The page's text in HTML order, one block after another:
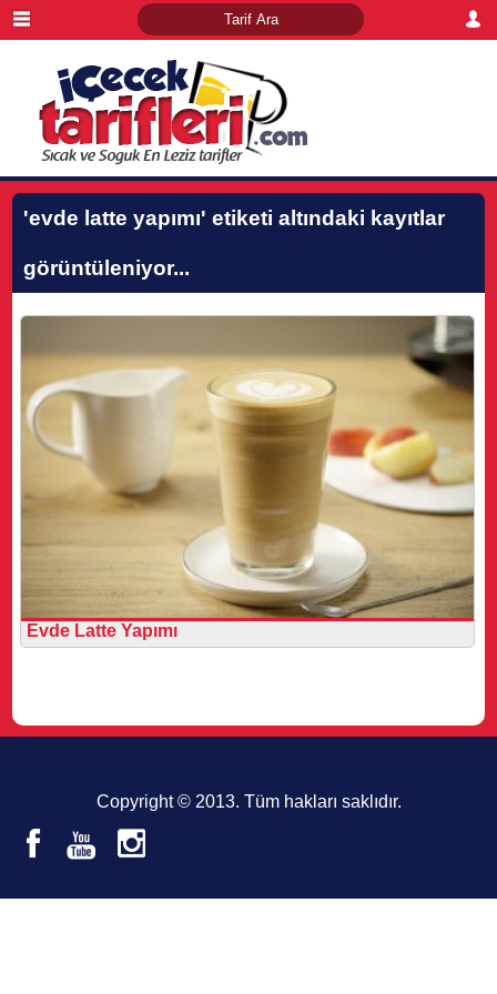
'evde latte yapımı' etiketi altındaki kayıtlar
görüntüleniyor...
Evde Latte Yapımı
Copyright © 2013. Tüm hakları saklıdır.